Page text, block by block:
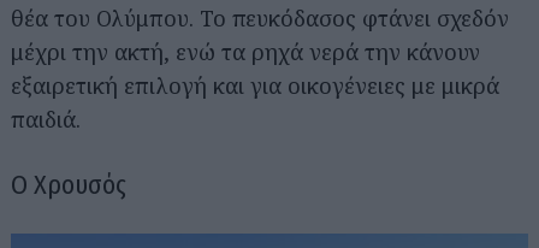
θέα του Ολύμπου. Το πευκόδασος φτάνει σχεδόν
μέχρι την ακτή, ενώ τα ρηχά νερά την κάνουν
εξαιρετική επιλογή και για οικογένειες με μικρά
παιδιά.
Ο Χρουσός